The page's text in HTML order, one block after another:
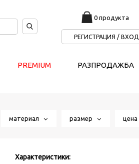
0 продукта
РЕГИСТРАЦИЯ / ВХОД
PREMIUM РАЗПРОДАЖБА
материал размер цена
Характеристики: